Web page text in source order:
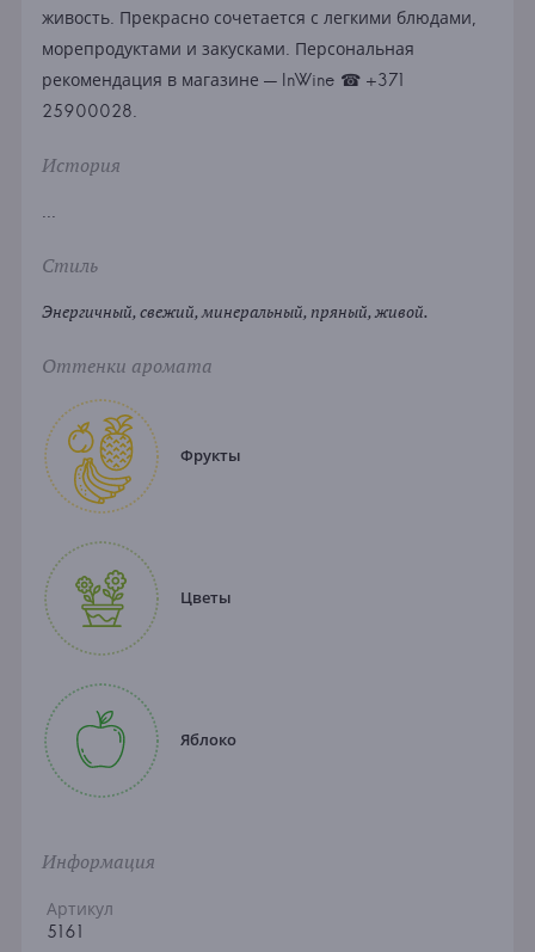
живость. Прекрасно сочетается с легкими блюдами,
морепродуктами и закусками. Персональная
рекомендация в магазине — InWine ☎ +371
25900028.
История
...
Стиль
Энергичный, свежий, минеральный, пряный, живой.
Оттенки аромата
Фрукты
Цветы
Яблоко
Информация
Артикул
5161